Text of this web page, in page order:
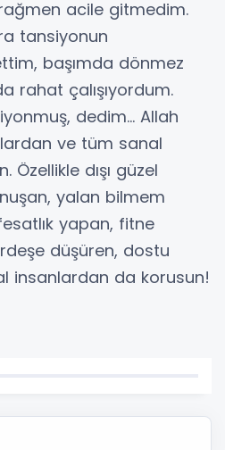
acile gitmedim.
tansiyonun
başımda dönmez
rahat çalışıyordum.
dedim… Allah
ve tüm sanal
dışı güzel
yalan bilmem
yapan, fitne
düşüren, dostu
insanlardan da korusun!